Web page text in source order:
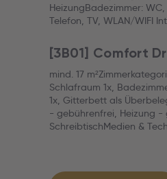
HeizungBadezimmer:
Telefon, TV, WLAN/WIFI
[3B01] Comfort
mind. 17
Schlafraum 1x,
1x, Gitterbett als
- gebührenfrei, Heizung -
SchreibtischMedien &